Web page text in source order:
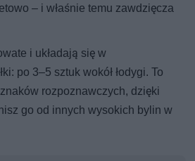
– i właśnie temu zawdzięcza
i układają się w
po 3–5 sztuk wokół łodygi. To
rozpoznawczych, dzięki
go od innych wysokich bylin w